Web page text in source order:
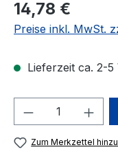
Regulärer Preis:
14,78 €
Preise inkl. MwSt.
Lieferzeit ca. 2-5
Produkt
Zum Merkzettel